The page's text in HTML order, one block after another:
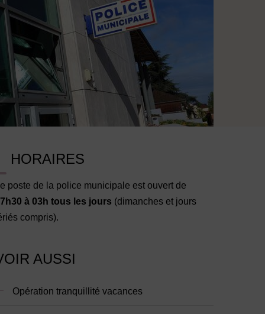
HORAIRES
Le poste de la police municipale est ouvert de
à 03h tous les jours (dimanches et jours
compris).
AUSSI
Opération tranquillité vacances